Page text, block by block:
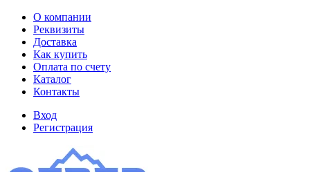
О компании
Реквизиты
Доставка
Как купить
Оплата по счету
Каталог
Контакты
Вход
Регистрация